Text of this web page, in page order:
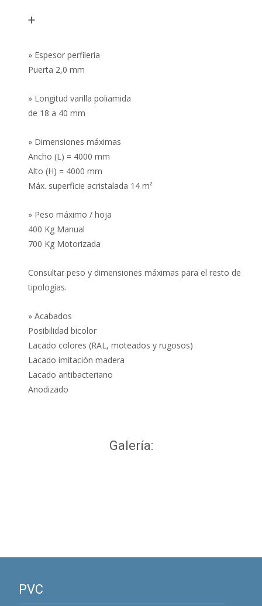
+
» Espesor perfilería
Puerta 2,0 mm
» Longitud varilla poliamida
de 18 a 40 mm
» Dimensiones máximas
Ancho (L) = 4000 mm
Alto (H) = 4000 mm
Máx. superficie acristalada 14 m²
» Peso máximo / hoja
400 Kg Manual
700 Kg Motorizada
Consultar peso y dimensiones máximas para el resto de
tipologías.
» Acabados
Posibilidad bicolor
Lacado colores (RAL, moteados y rugosos)
Lacado imitación madera
Lacado antibacteriano
Anodizado
Galería:
PVC